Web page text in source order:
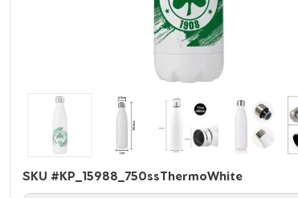
SKU #KP_15988_750ssThermoWhite